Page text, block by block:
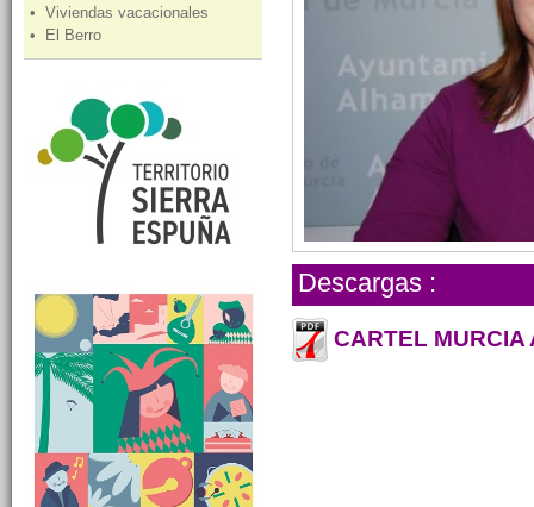
• Viviendas vacacionales
• El Berro
Descargas :
CARTEL